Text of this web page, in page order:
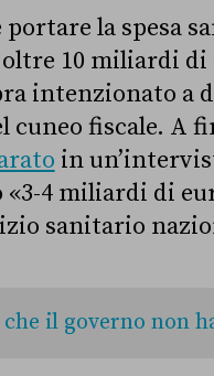
portare la spesa
10 miliardi
intenzionato a
cuneo fiscale. A
in
4 miliardi di
sanitario
che il governo non